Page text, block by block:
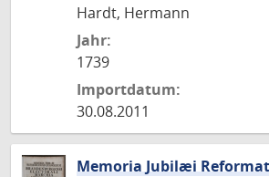
Hardt, Hermann
Jahr:
1739
Importdatum:
30.08.2011
Memoria Jubilæi